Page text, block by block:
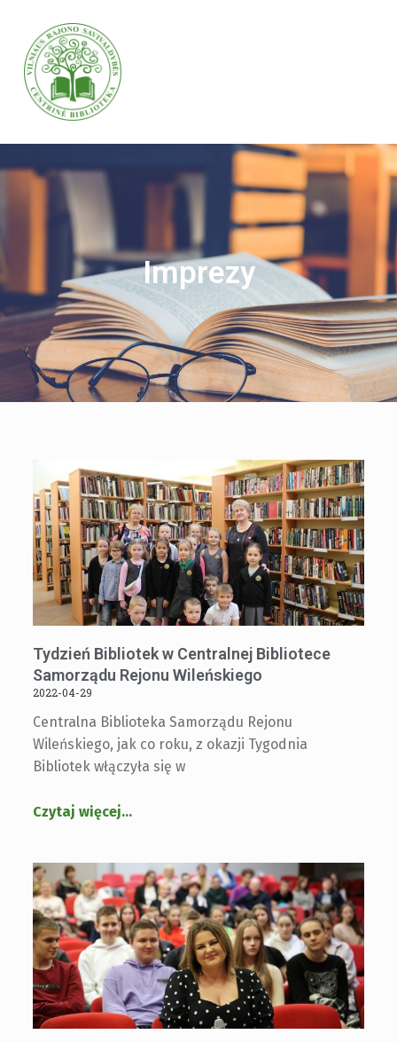
VILNIAUS RAJONO SAVIVALDYBĖS CENTRINĖ BIBLIOTEKA
Imprezy
Tydzień Bibliotek w Centralnej Bibliotece
Samorządu Rejonu Wileńskiego
2022-04-29
Centralna Biblioteka Samorządu Rejonu
Wileńskiego, jak co roku, z okazji Tygodnia
Bibliotek włączyła się w
Czytaj więcej…